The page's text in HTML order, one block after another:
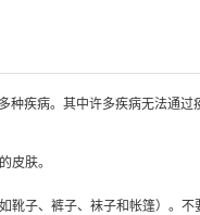
种疾病。其中许多疾病无法通
皮肤。
靴子、裤子、袜子和帐篷）。